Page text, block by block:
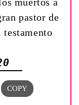
pastor de
testamento